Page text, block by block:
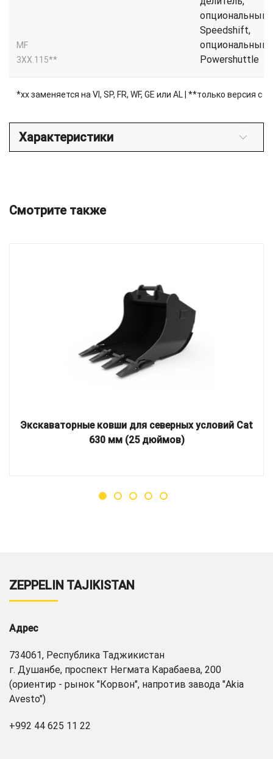
MF
3XX.115**
опциональный
Speedshift,
опциональный
Powershuttle
*xx заменяется на VI, SP, FR, WF, GE или AL | **только версия с
Характеристики
Смотрите также
Экскаваторные ковши для северных условий Cat
630 мм (25 дюймов)
ZEPPELIN TAJIKISTAN
Адрес
734061, Республика Таджикистан
г. Душанбе, проспект Негмата Карабаева, 200
(ориентир - рынок "Корвон", напротив завода "Akia
Avesto")
+992 44 625 11 22